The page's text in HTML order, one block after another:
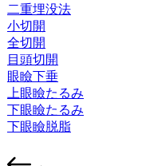
二重埋没法
小切開
全切開
目頭切開
眼瞼下垂
上眼瞼たるみ
下眼瞼たるみ
下眼瞼脱脂